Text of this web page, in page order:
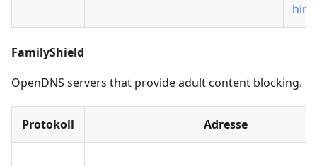
FamilyShield
OpenDNS servers that provide adult content blocking.
Protokoll Adresse